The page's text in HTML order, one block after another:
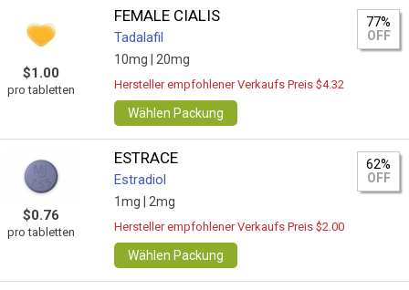
$1.00
pro tabletten
FEMALE CIALIS
Tadalafil
10mg | 20mg
77%
OFF
Hersteller empfohlener Verkaufs Preis $4.32
Wählen Packung
$0.76
pro tabletten
ESTRACE
Estradiol
1mg | 2mg
62%
OFF
Hersteller empfohlener Verkaufs Preis $2.00
Wählen Packung